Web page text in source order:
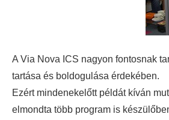
A Via Nova ICS nagyon fontosnak
tartása és boldogulása érdekében.
Ezért mindenekelőtt példát kíván
elmondta több program is